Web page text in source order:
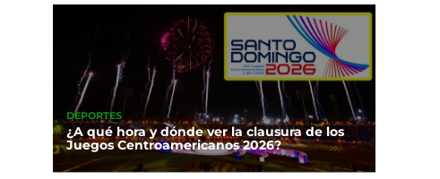
DEPORTES
¿A qué hora y dónde ver la clausura de los
Juegos Centroamericanos 2026?